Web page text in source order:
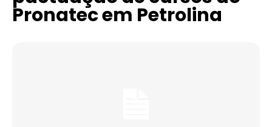
Pronatec em Petrolina